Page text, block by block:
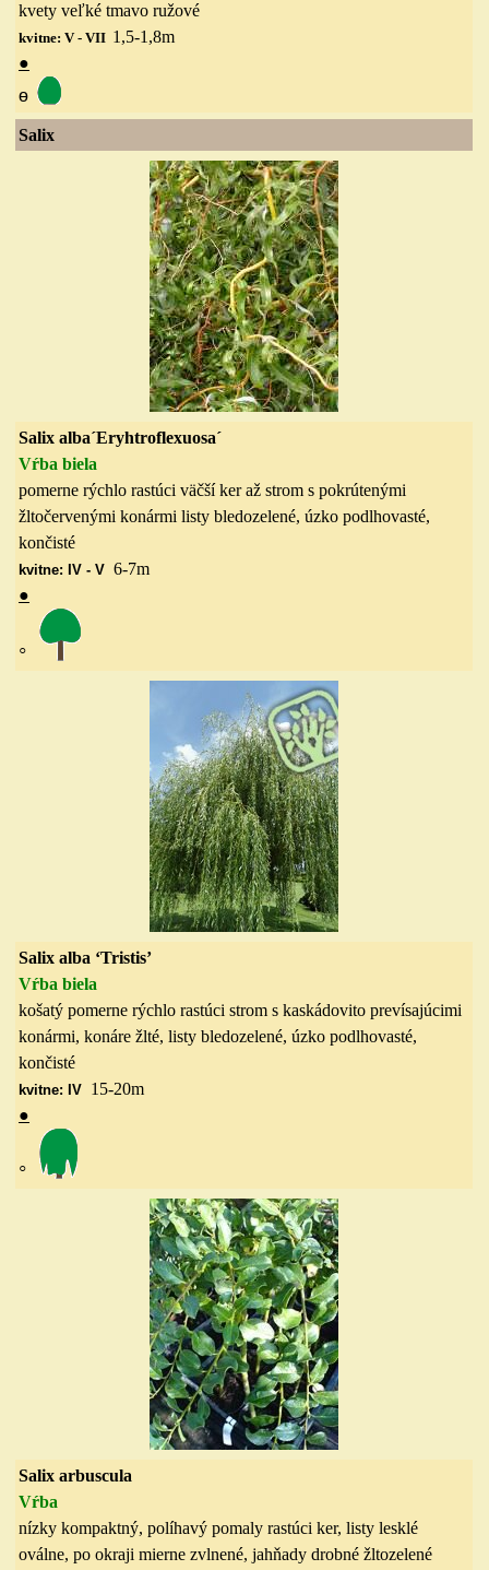
kvety veľké tmavo ružové
kvitne: V - VII 1,5-1,8m
●
ө
Salix
Salix alba´Eryhtroflexuosa´
Vŕba biela
pomerne rýchlo rastúci väčší ker až strom s pokrútenými
žltočervenými konármi listy bledozelené, úzko podlhovasté,
končisté
kvitne: IV - V 6-7m
●
◦
Salix alba ‘Tristis’
Vŕba biela
košatý pomerne rýchlo rastúci strom s kaskádovito prevísajúcimi
konármi, konáre žlté, listy bledozelené, úzko podlhovasté,
končisté
kvitne: IV 15-20m
●
◦
Salix arbuscula
Vŕba
nízky kompaktný, políhavý pomaly rastúci ker, listy lesklé
oválne, po okraji mierne zvlnené, jahňady drobné žltozelené